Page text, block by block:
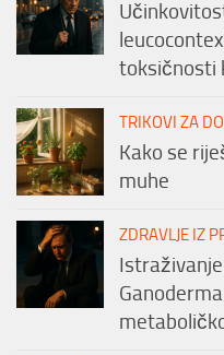
toksičnosti
TRIKOVI ZA
Kako se
muhe
ZDRAVLJE IZ